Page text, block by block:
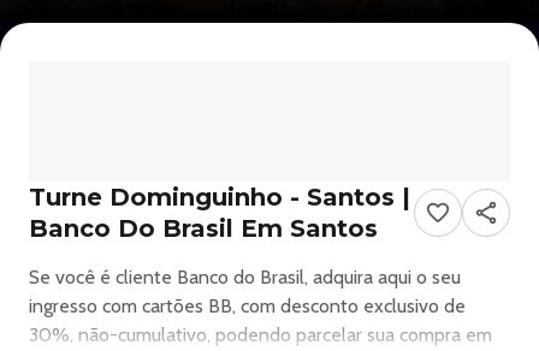
Turne Dominguinho - Santos |
Banco Do Brasil Em Santos
Se você é cliente Banco do Brasil, adquira aqui o seu
ingresso com cartões BB, com desconto exclusivo de
30%, não-cumulativo, podendo parcelar sua compra em